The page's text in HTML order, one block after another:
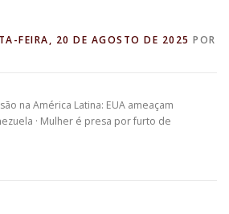
FEIRA, 20 DE AGOSTO DE 2025 POR
na América Latina: EUA ameaçam
· Mulher é presa por furto de